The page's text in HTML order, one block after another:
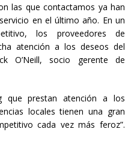
las que contactamos ya han
en el último año. En un
los proveedores de
atención a los deseos del
O’Neill, socio gerente de
que prestan atención a los
locales tienen una gran
cada vez más feroz”.